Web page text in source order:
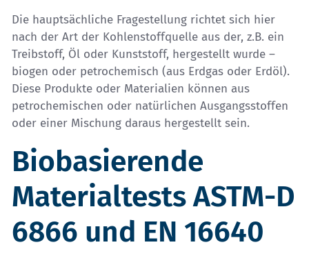
Die hauptsächliche Fragestellung richtet sich hier
nach der Art der Kohlenstoffquelle aus der, z.B. ein
Treibstoff, Öl oder Kunststoff, hergestellt wurde –
biogen oder petrochemisch (aus Erdgas oder Erdöl).
Diese Produkte oder Materialien können aus
petrochemischen oder natürlichen Ausgangsstoffen
oder einer Mischung daraus hergestellt sein.
Biobasierende
Materialtests ASTM-D
6866 und EN 16640